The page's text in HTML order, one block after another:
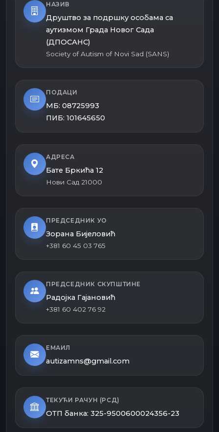
НАЗИВ
Друштво за подршку особама са
аутизмом Града Новог Сада
(ДПОСАНС)
Society of Autism of Novi Sad (SANS)
ПОДАЦИ
МБ: 08725993
ПИБ: 101645650
АДРЕСА
Бате Бркића 12
Нови Сад 21000
ПРЕДСЕДНИК УО
Зорана Бијеловић
+381 60 45 03 765
ПРЕДСЕДНИК СКУПШТИНЕ
Радојка Гајановић
+381 60 402 76 92
ЕМАИЛ
autizamns@gmail.com
ТЕКУЋИ РАЧУН (РСД)
ОТП банка: 325-9500600024356-23